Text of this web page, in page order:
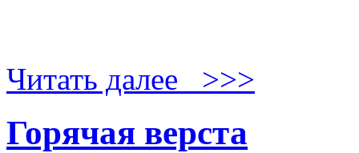
Читать далее >>>
Горячая верста